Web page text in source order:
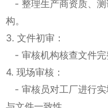
- 整理生产商资质、测
构。
3. 文件初审：
- 审核机构核查文件完
4. 现场审核：
- 审核员对工厂进行实